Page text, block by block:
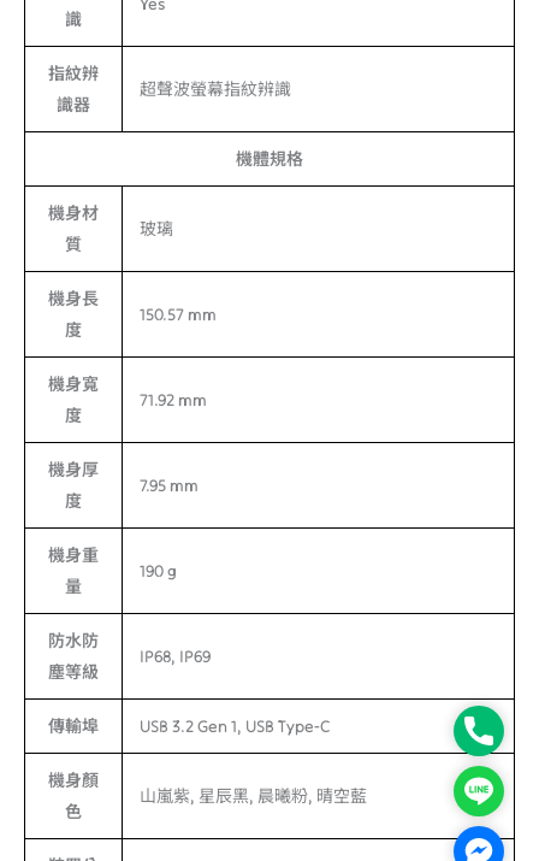
識
指紋辨
識器
超聲波螢幕指紋辨識
機體規格
機身材
質
玻璃
機身長
度
150.57 mm
機身寬
度
71.92 mm
機身厚
度
7.95 mm
機身重
量
190 g
防水防
塵等級
IP68, IP69
傳輸埠 USB 3.2 Gen 1, USB Type-C
機身顏
色
山嵐紫, 星辰黑, 晨曦粉, 晴空藍
Phone
Line